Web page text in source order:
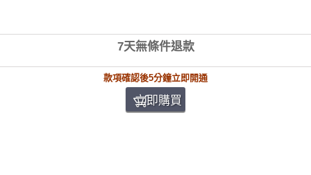
7天無條件退款
款項確認後5分鐘立即開通
立即購買